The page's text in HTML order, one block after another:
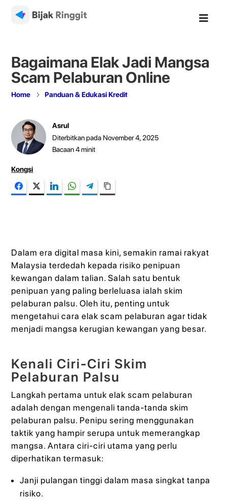

Bagaimana Elak Jadi Mangsa
Scam Pelaburan Online
Home 5 Panduan & Edukasi Kredit
Asrul
Diterbitkan pada November 4, 2025
Bacaan4minit
Kongsi
FacebookTwitter LinkedIn WhatsAppTelegram
Dalam era digital masa kini, semakin ramai rakyat
Malaysia terdedah kepada risiko penipuan
kewangan dalam talian. Salah satu bentuk
penipuan yang paling berleluasa ialah skim
pelaburan palsu. Oleh itu, penting untuk
mengetahui cara elak scam pelaburan agar tidak
menjadi mangsa kerugian kewangan yang besar.
Kenali Ciri-Ciri Skim
Pelaburan Palsu
Langkah pertama untuk elak scam pelaburan
adalah dengan mengenali tanda-tanda skim
pelaburan palsu. Penipu sering menggunakan
taktik yang hampir serupa untuk memerangkap
mangsa. Antara ciri-ciri utama yang perlu
diperhatikan termasuk:
Janji pulangan tinggi dalam masa singkat tanpa
risiko.